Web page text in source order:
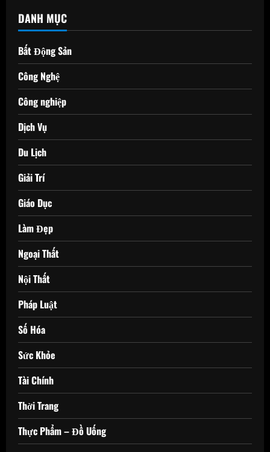
DANH MỤC
Bất Động Sản
Công Nghệ
Công nghiệp
Dịch Vụ
Du Lịch
Giải Trí
Giáo Dục
Làm Đẹp
Ngoại Thất
Nội Thất
Pháp Luật
Số Hóa
Sức Khỏe
Tài Chính
Thời Trang
Thực Phẩm – Đồ Uống